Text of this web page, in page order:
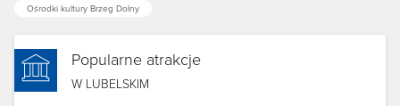
Ośrodki kultury Brzeg Dolny
Popularne atrakcje
W LUBELSKIM